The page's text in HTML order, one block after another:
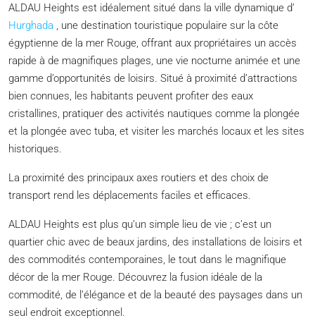
ALDAU Heights est idéalement situé dans la ville dynamique d’
Hurghada , une destination touristique populaire sur la côte
égyptienne de la mer Rouge, offrant aux propriétaires un accès
rapide à de magnifiques plages, une vie nocturne animée et une
gamme d’opportunités de loisirs. Situé à proximité d’attractions
bien connues, les habitants peuvent profiter des eaux
cristallines, pratiquer des activités nautiques comme la plongée
et la plongée avec tuba, et visiter les marchés locaux et les sites
historiques.
La proximité des principaux axes routiers et des choix de
transport rend les déplacements faciles et efficaces.
ALDAU Heights est plus qu’un simple lieu de vie ; c’est un
quartier chic avec de beaux jardins, des installations de loisirs et
des commodités contemporaines, le tout dans le magnifique
décor de la mer Rouge. Découvrez la fusion idéale de la
commodité, de l’élégance et de la beauté des paysages dans un
seul endroit exceptionnel.